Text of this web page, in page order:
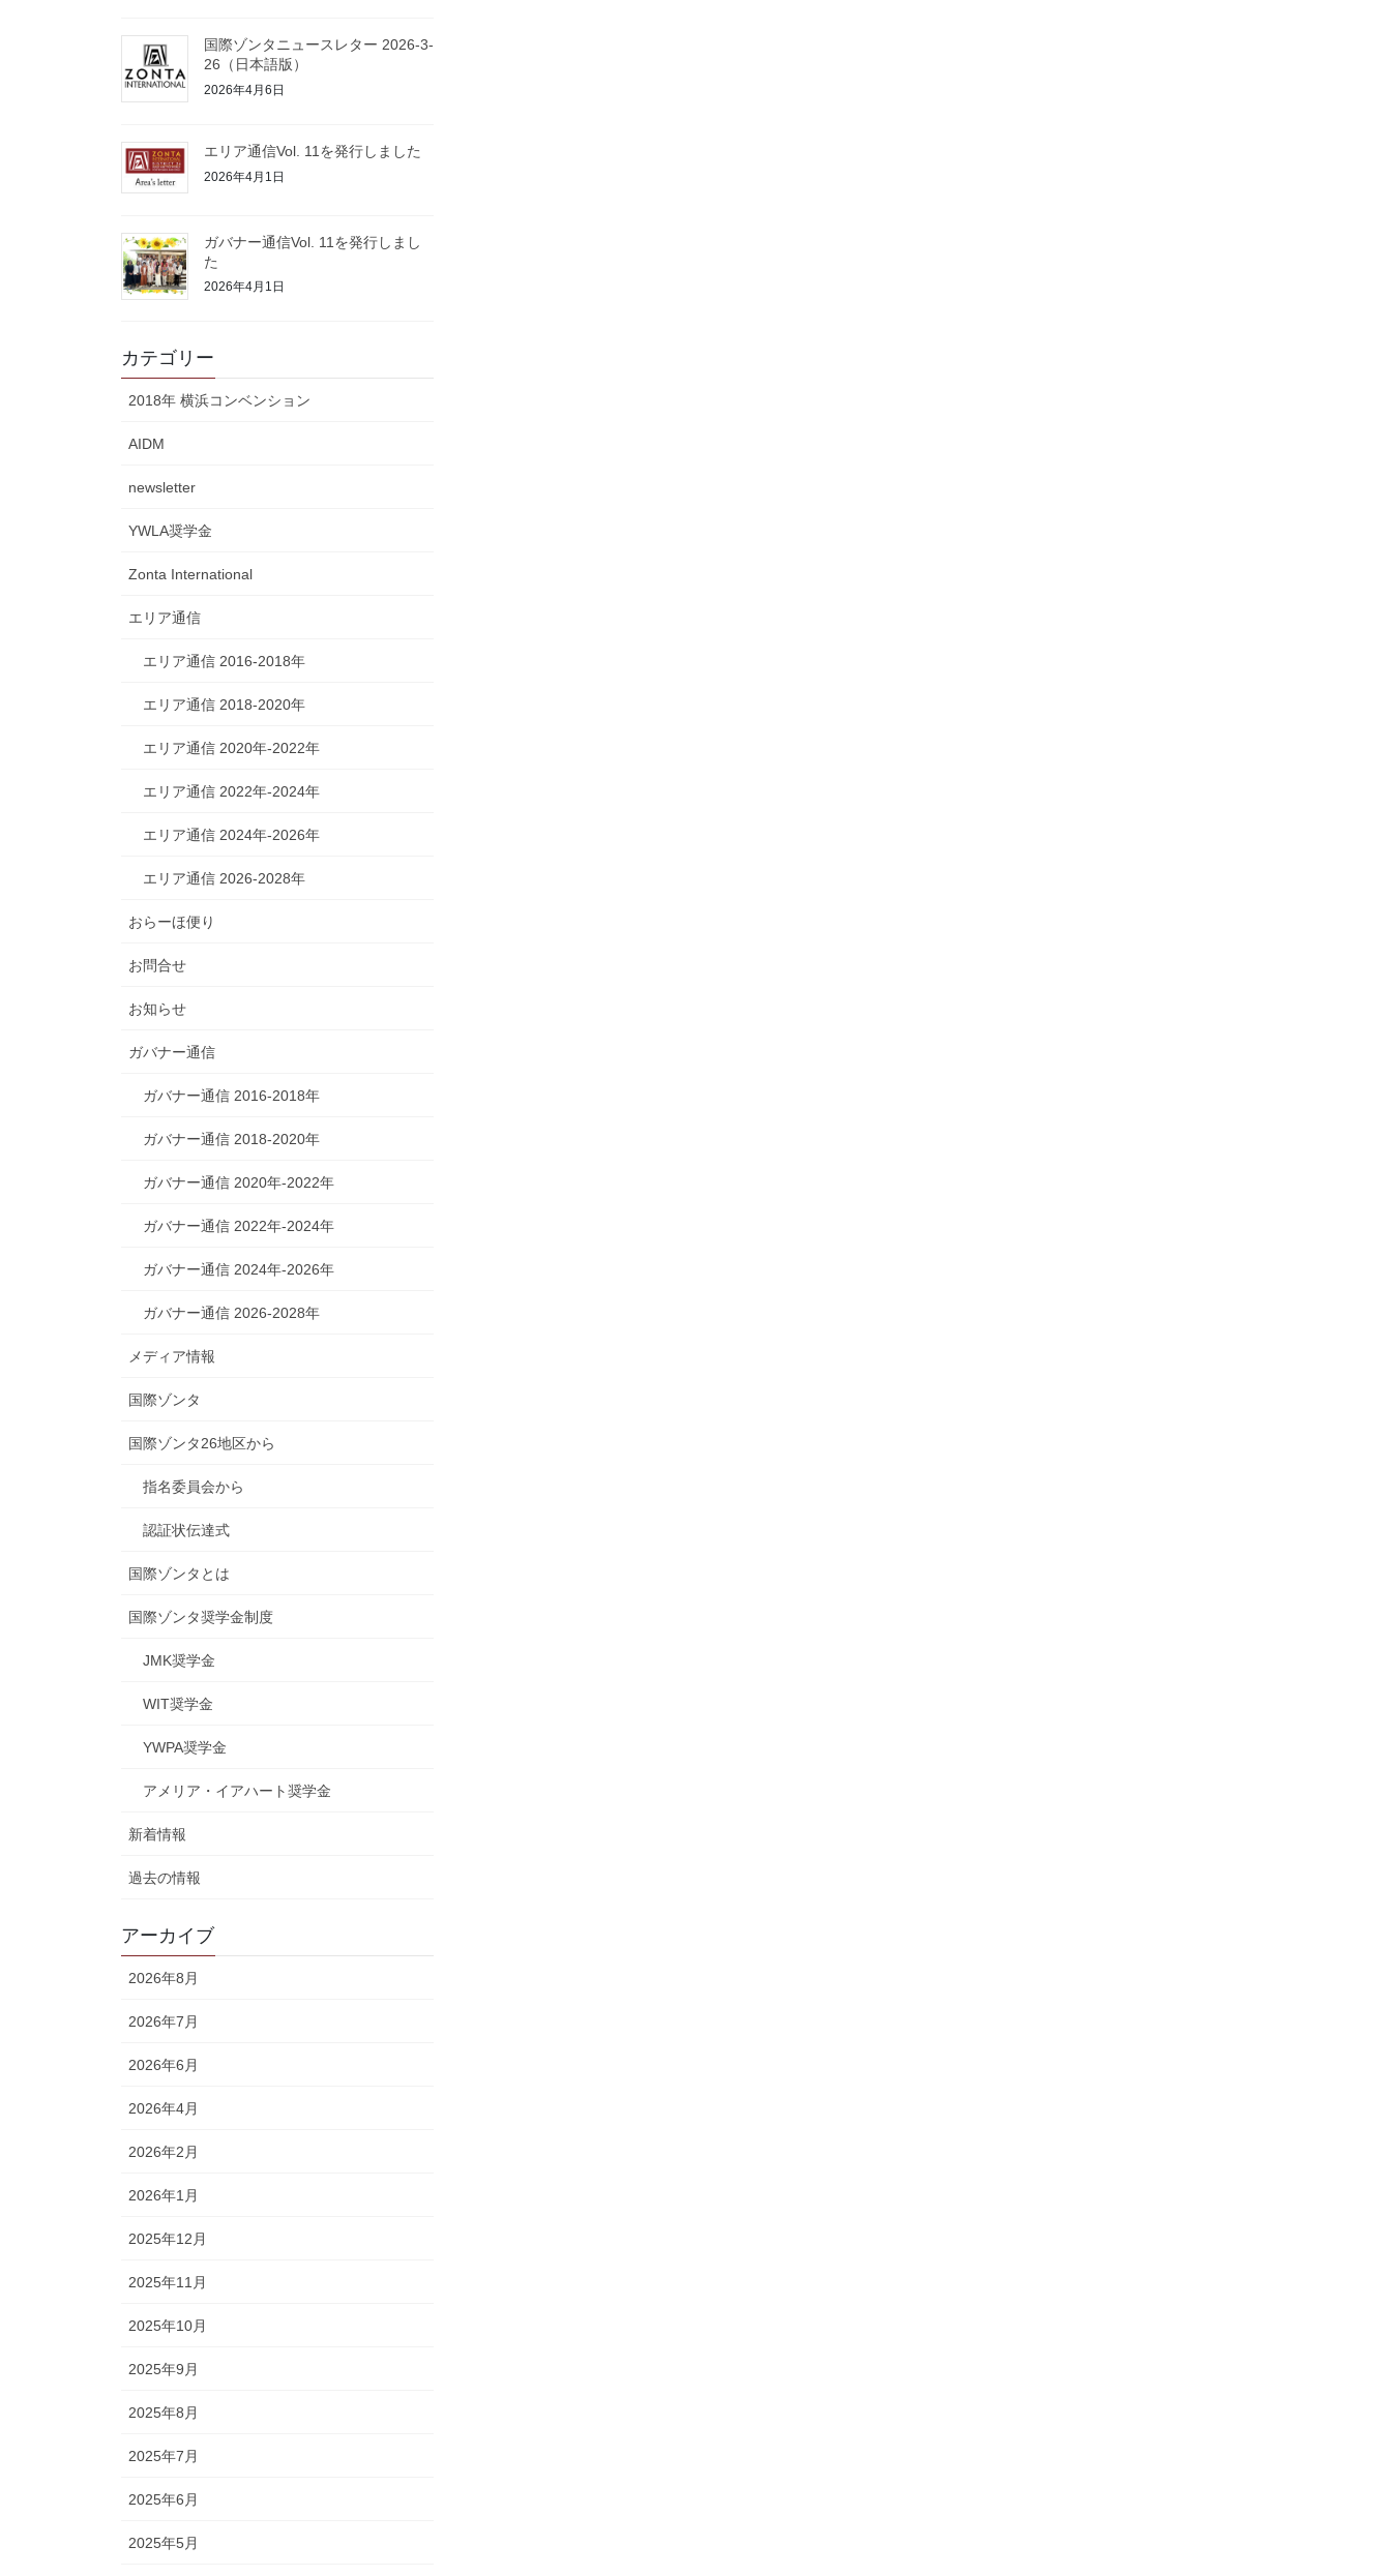
国際ゾンタニュースレター 2026-3-
26（日本語版）
2026年4月6日
エリア通信Vol. 11を発行しました
2026年4月1日
ガバナー通信Vol. 11を発行しまし
た
2026年4月1日
カテゴリー
2018年 横浜コンベンション
AIDM
newsletter
YWLA奨学金
Zonta International
エリア通信
エリア通信 2016-2018年
エリア通信 2018-2020年
エリア通信 2020年-2022年
エリア通信 2022年-2024年
エリア通信 2024年-2026年
エリア通信 2026-2028年
おらーほ便り
お問合せ
お知らせ
ガバナー通信
ガバナー通信 2016-2018年
ガバナー通信 2018-2020年
ガバナー通信 2020年-2022年
ガバナー通信 2022年-2024年
ガバナー通信 2024年-2026年
ガバナー通信 2026-2028年
メディア情報
国際ゾンタ
国際ゾンタ26地区から
指名委員会から
認証状伝達式
国際ゾンタとは
国際ゾンタ奨学金制度
JMK奨学金
WIT奨学金
YWPA奨学金
アメリア・イアハート奨学金
新着情報
過去の情報
アーカイブ
2026年8月
2026年7月
2026年6月
2026年4月
2026年2月
2026年1月
2025年12月
2025年11月
2025年10月
2025年9月
2025年8月
2025年7月
2025年6月
2025年5月